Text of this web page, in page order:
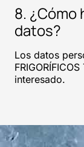
8.
datos?
Los datos
interesado.